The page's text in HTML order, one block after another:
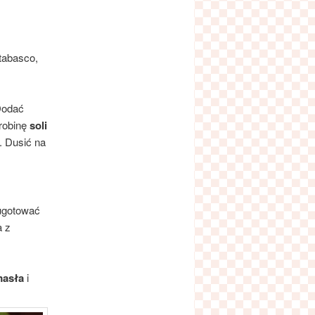
soli
Dusić na
z
i